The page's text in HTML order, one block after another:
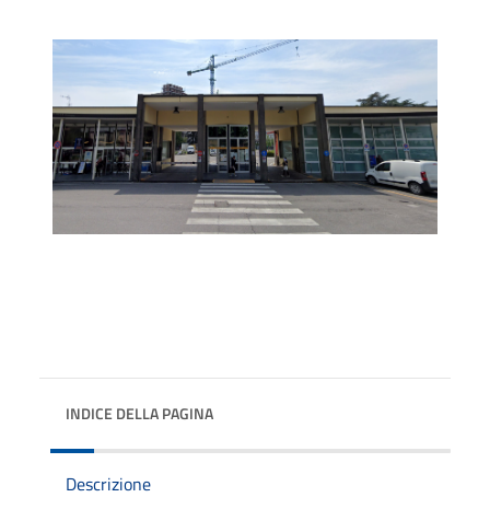
INDICE DELLA PAGINA
Descrizione